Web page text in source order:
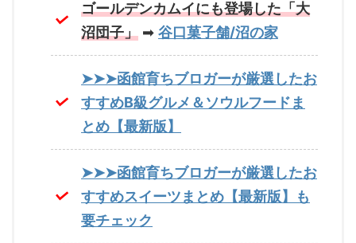
ゴールデンカムイにも登場した「大
沼団子」 ➡ 谷口菓子舗/沼の家
➤➤➤函館育ちブロガーが厳選したお
すすめB級グルメ＆ソウルフードま
とめ【最新版】
➤➤➤函館育ちブロガーが厳選したお
すすめスイーツまとめ【最新版】も
要チェック